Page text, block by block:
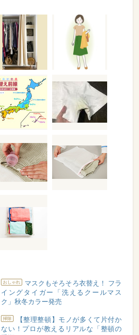
おしゃれ
マスクもそろそろ衣替え！ フラ
イングタイガー「洗えるクールマス
ク」秋冬カラー発売
掃除
【整理整頓】モノが多くて片付か
ない！プロが教えるリアルな「整頓の